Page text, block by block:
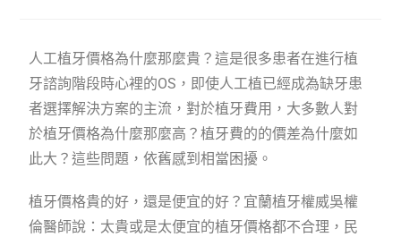
人工植牙價格為什麼那麼貴？這是很多患者在進行植
牙諮詢階段時心裡的OS，即使人工植已經成為缺牙患
者選擇解決方案的主流，對於植牙費用，大多數人對
於植牙價格為什麼那麼高？植牙費的的價差為什麼如
此大？這些問題，依舊感到相當困擾。
植牙價格貴的好，還是便宜的好？宜蘭植牙權威吳權
倫醫師說：太貴或是太便宜的植牙價格都不合理，民